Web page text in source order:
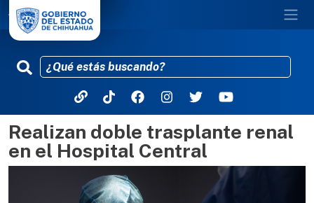
Pasar al contenido principal
Realizan doble trasplante renal
en el Hospital Central